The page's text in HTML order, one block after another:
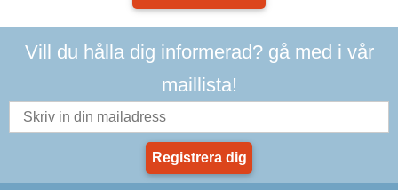
Vill du hålla dig informerad? gå med i vår
maillista!
Registrera dig